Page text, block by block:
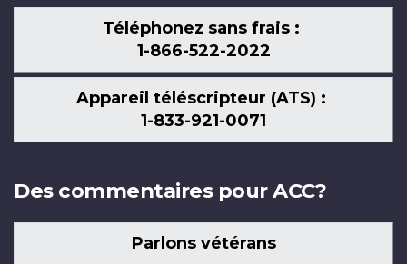
Téléphonez sans frais :
1-866-522-2022
Appareil téléscripteur (ATS) :
1-833-921-0071
Des commentaires pour ACC?
Parlons vétérans